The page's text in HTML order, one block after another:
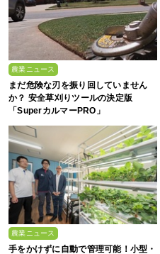
農業ニュース
まだ危険な刃を振り回していません
か？ 安全草刈りツールの決定版
「SuperカルマーPRO」
農業ニュース
手をかけずに自動で管理可能！小型・